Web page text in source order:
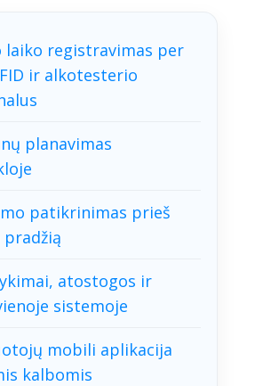
laiko registravimas per
ir alkotesterio
planavimas
patikrinimas prieš
atostogos ir
sistemoje
mobili aplikacija
kalbomis